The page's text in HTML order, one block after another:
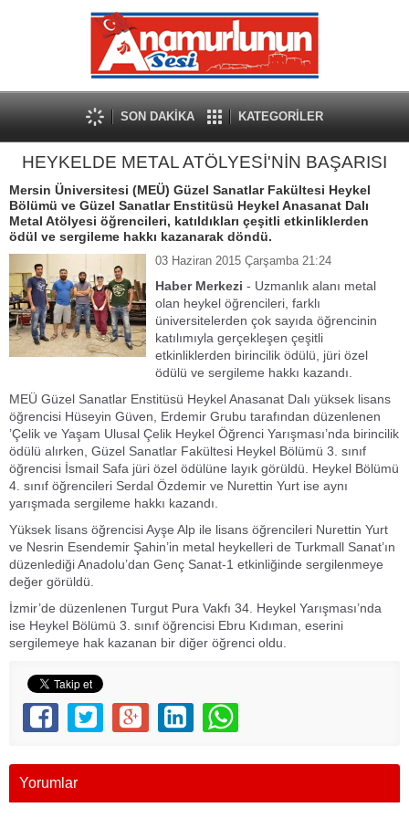
SON DAKİKA KATEGORİLER
HEYKELDE METAL ATÖLYESİ'NİN BAŞARISI
Mersin Üniversitesi (MEÜ) Güzel Sanatlar Fakültesi Heykel
Bölümü ve Güzel Sanatlar Enstitüsü Heykel Anasanat Dalı
Metal Atölyesi öğrencileri, katıldıkları çeşitli etkinliklerden
ödül ve sergileme hakkı kazanarak döndü.
03 Haziran 2015 Çarşamba 21:24
Haber Merkezi - Uzmanlık alanı metal
olan heykel öğrencileri, farklı
üniversitelerden çok sayıda öğrencinin
katılımıyla gerçekleşen çeşitli
etkinliklerden birincilik ödülü, jüri özel
ödülü ve sergileme hakkı kazandı.
MEÜ Güzel Sanatlar Enstitüsü Heykel Anasanat Dalı yüksek lisans
öğrencisi Hüseyin Güven, Erdemir Grubu tarafından düzenlenen
’Çelik ve Yaşam Ulusal Çelik Heykel Öğrenci Yarışması’nda birincilik
ödülü alırken, Güzel Sanatlar Fakültesi Heykel Bölümü 3. sınıf
öğrencisi İsmail Safa jüri özel ödülüne layık görüldü. Heykel Bölümü
4. sınıf öğrencileri Serdal Özdemir ve Nurettin Yurt ise aynı
yarışmada sergileme hakkı kazandı.
Yüksek lisans öğrencisi Ayşe Alp ile lisans öğrencileri Nurettin Yurt
ve Nesrin Esendemir Şahin’in metal heykelleri de Turkmall Sanat’ın
düzenlediği Anadolu’dan Genç Sanat-1 etkinliğinde sergilenmeye
değer görüldü.
İzmir’de düzenlenen Turgut Pura Vakfı 34. Heykel Yarışması’nda
ise Heykel Bölümü 3. sınıf öğrencisi Ebru Kıdıman, eserini
sergilemeye hak kazanan bir diğer öğrenci oldu.
Yorumlar